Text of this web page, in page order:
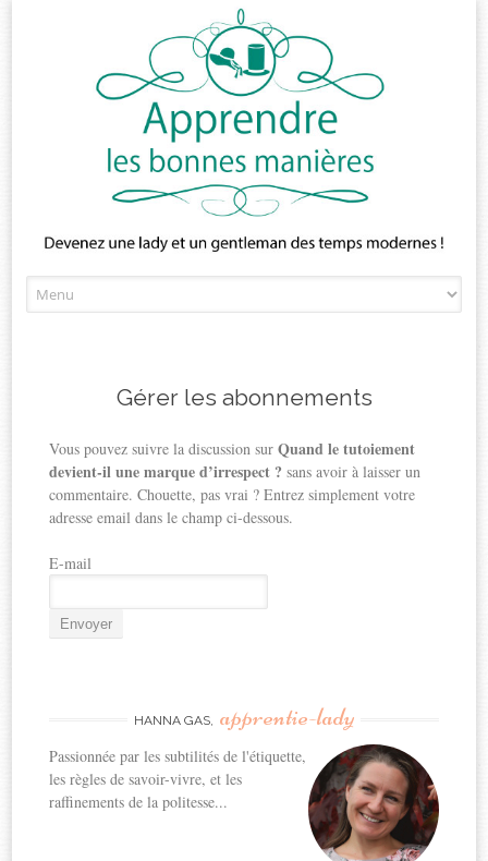
to
Gérer les abonnements
Vous pouvez suivre la discussion surQuand le tutoiement
devient-il une marque d’irrespect ? sans avoir à laisser un
commentaire. Chouette, pas vrai ? Entrez simplement votre
adresse email dans le champ ci-dessous.
E-mail
HANNA GAS, apprentie-lady
Passionnée par les subtilités de l'étiquette,
les règles de savoir-vivre, et les
raffinements de la politesse...